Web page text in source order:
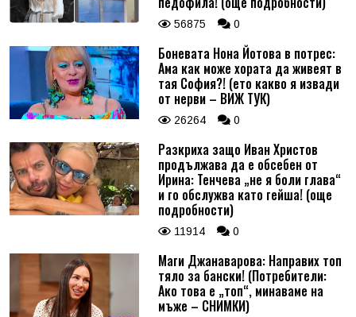
56875 0
Боневата Нона Йотова в потрес:
Ама как може хората да живеят в
тая София?! (ето какво я извади
от нерви – ВИЖ ТУК)
26264 0
Разкриха защо Иван Христов
продължава да е обсебен от
Ирина: Тенчева „не я боли глава“
и го обслужва като гейша! (още
подробности)
11914 0
Маги Джанаварова: Направих топ
тяло за бански! (Потребители:
Ако това е „топ“, минаваме на
мъже – СНИМКИ)